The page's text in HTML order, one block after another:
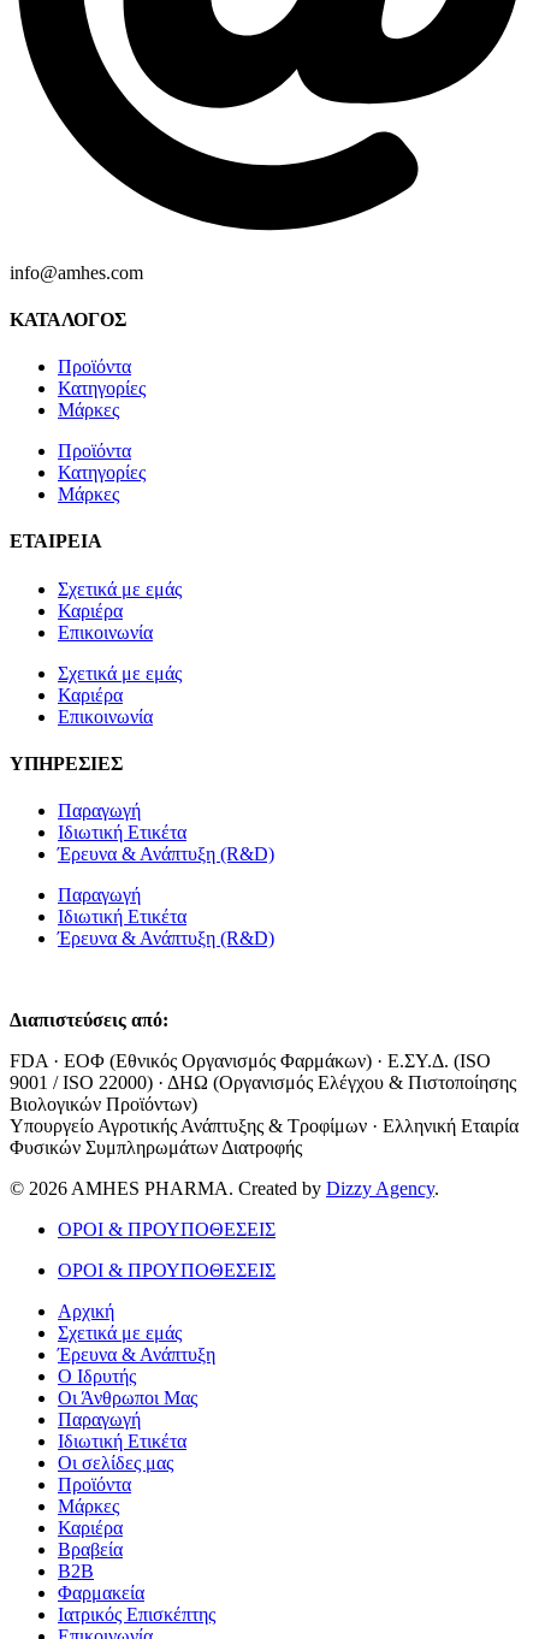
info@amhes.com
ΚΑΤΑΛΟΓΟΣ
Προϊόντα
Κατηγορίες
Μάρκες
Προϊόντα
Κατηγορίες
Μάρκες
ΕΤΑΙΡΕΙΑ
Σχετικά με εμάς
Καριέρα
Επικοινωνία
Σχετικά με εμάς
Καριέρα
Επικοινωνία
ΥΠΗΡΕΣΙΕΣ
Παραγωγή
Ιδιωτική Ετικέτα
Έρευνα & Ανάπτυξη (R&D)
Παραγωγή
Ιδιωτική Ετικέτα
Έρευνα & Ανάπτυξη (R&D)
Διαπιστεύσεις από:
FDA · ΕΟΦ (Εθνικός Οργανισμός Φαρμάκων) · Ε.ΣΥ.Δ. (ISO
9001 / ISO 22000) · ΔΗΩ (Οργανισμός Ελέγχου & Πιστοποίησης
Βιολογικών Προϊόντων)
Υπουργείο Αγροτικής Ανάπτυξης & Τροφίμων · Ελληνική Εταιρία
Φυσικών Συμπληρωμάτων Διατροφής
© 2026 AMHES PHARMA. Created by Dizzy Agency.
ΟΡΟΙ & ΠΡΟΥΠΟΘΕΣΕΙΣ
ΟΡΟΙ & ΠΡΟΥΠΟΘΕΣΕΙΣ
Αρχική
Σχετικά με εμάς
Έρευνα & Ανάπτυξη
Ο Ιδρυτής
Οι Άνθρωποι Μας
Παραγωγή
Ιδιωτική Ετικέτα
Οι σελίδες μας
Προϊόντα
Μάρκες
Καριέρα
Βραβεία
B2B
Φαρμακεία
Ιατρικός Επισκέπτης